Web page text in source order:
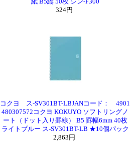
紙 B5縦 50枚 シン-F300
324円
コクヨ ス-SV301BT-LBJANコード： 4901
480307572コクヨ KOKUYO ソフトリングノ
ート（ドット入り罫線） B5 罫幅6mm 40枚
ライトブルー ス-SV301BT-LB ★10個パック
2,863円